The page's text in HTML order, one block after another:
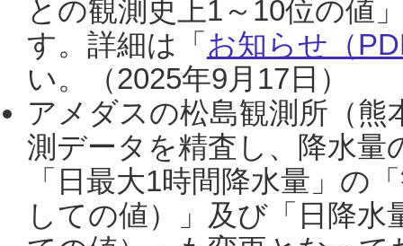
との観測史上1～10位の値
す。詳細は「 お知らせ（
い。（2025年9月17日）
アメダスの松島観測所（熊
測データを精査し、降水
「日最大1時間降水量」の
しての値）」及び「日降